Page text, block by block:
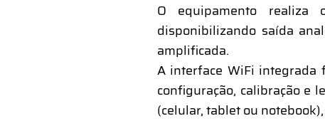
O equipamento realiza
disponibilizando saída
amplificada.
A interface WiFi integrada
configuração, calibração e
(celular, tablet ou